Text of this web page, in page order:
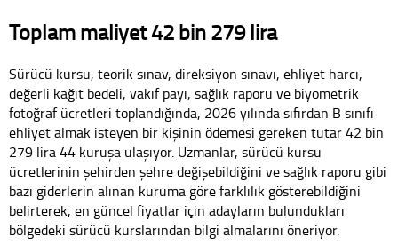
Toplam maliyet 42 bin 279 lira
Sürücü kursu, teorik sınav, direksiyon sınavı, ehliyet harcı,
değerli kağıt bedeli, vakıf payı, sağlık raporu ve biyometrik
fotoğraf ücretleri toplandığında, 2026 yılında sıfırdan B sınıfı
ehliyet almak isteyen bir kişinin ödemesi gereken tutar 42 bin
279 lira 44 kuruşa ulaşıyor. Uzmanlar, sürücü kursu
ücretlerinin şehirden şehre değişebildiğini ve sağlık raporu gibi
bazı giderlerin alınan kuruma göre farklılık gösterebildiğini
belirterek, en güncel fiyatlar için adayların bulundukları
bölgedeki sürücü kurslarından bilgi almalarını öneriyor.